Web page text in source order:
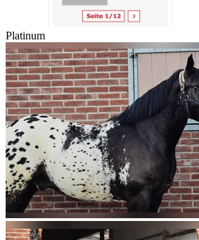
Platinum